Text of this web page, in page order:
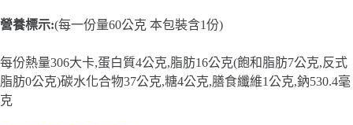
營養標示:(每一份量60公克 本包裝含1份)
每份熱量306大卡,蛋白質4公克,脂肪16公克(飽和脂肪7公克,反式
脂肪0公克)碳水化合物37公克,糖4公克,膳食纖維1公克,鈉530.4毫
克